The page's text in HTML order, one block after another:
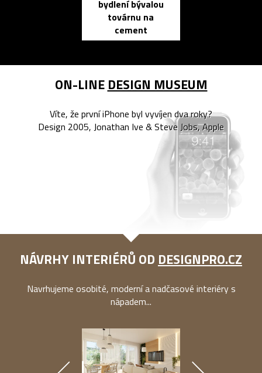
bydlení bývalou
továrnu na
cement
ON-LINE DESIGN MUSEUM
Víte, že první iPhone byl vyvíjen dva roky?
Design 2005, Jonathan Ive & Steve Jobs, Apple
NÁVRHY INTERIÉRŮ OD DESIGNPRO.CZ
Navrhujeme osobité, moderní a nadčasové interiéry s
nápadem...